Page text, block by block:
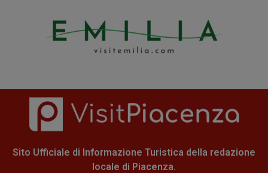
Sito Ufficiale di Informazione Turistica della redazione
locale di Piacenza.